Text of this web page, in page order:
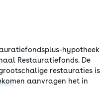
hypotheek
Restauratiefonds. De
restauraties is
aanvragen het in